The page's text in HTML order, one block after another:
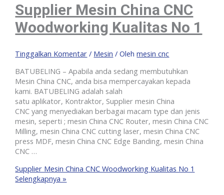
Supplier Mesin China CNC
Woodworking Kualitas No 1
Tinggalkan Komentar / Mesin / Olehmesin cnc
BATUBELING – Apabila anda sedang membutuhkan
Mesin China CNC, anda bisa mempercayakan kepada
kami. BATUBELING adalah salah
satu aplikator, Kontraktor, Supplier mesin China
CNC yang menyediakan berbagai macam type dan jenis
mesin, seperti ; mesin China CNC Router, mesin China CNC
Milling, mesin China CNC cutting laser, mesin China CNC
press MDF, mesin China CNC Edge Banding, mesin China
CNC …
Supplier Mesin China CNC Woodworking Kualitas No 1
Selengkapnya »